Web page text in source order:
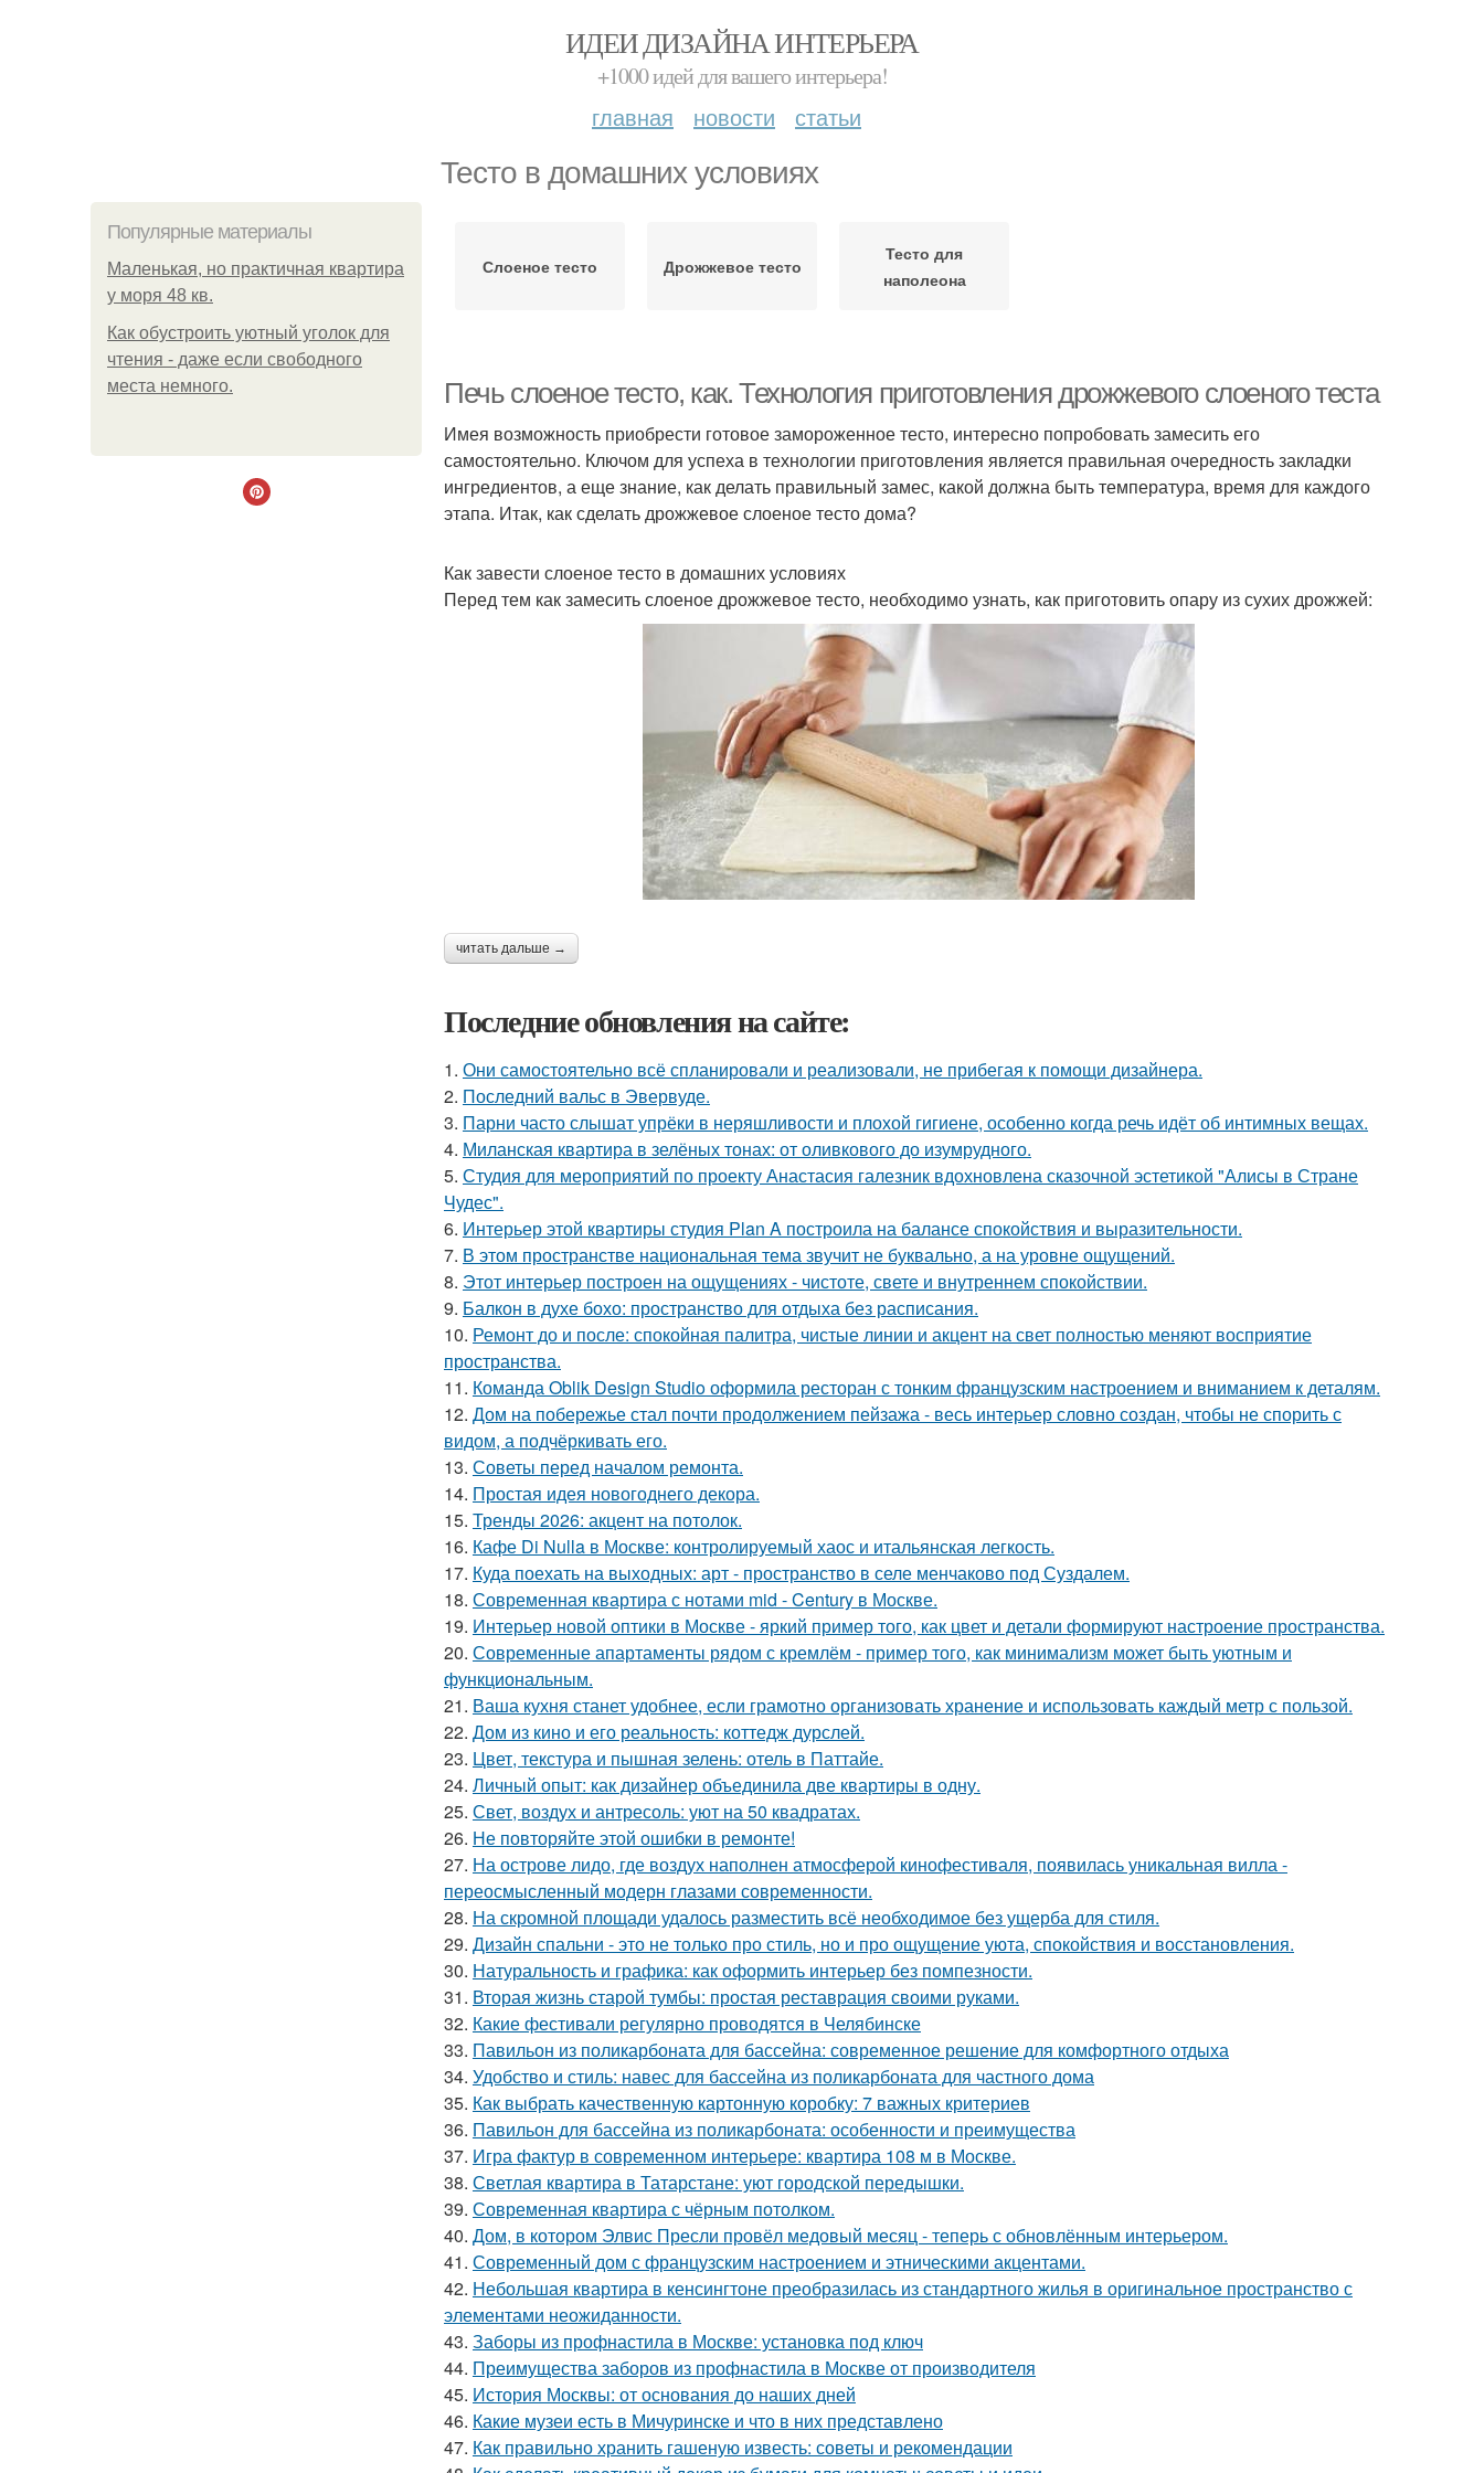
ИДЕИ ДИЗАЙНА ИНТЕРЬЕРА
+1000 идей для вашего интерьера!
главная новости статьи
Тесто в домашних условиях
Популярные материалы
Маленькая, но практичная квартира
у моря 48 кв.
Как обустроить уютный уголок для
чтения - даже если свободного
места немного.
Слоеное тесто Дрожжевое тесто
Тесто для
наполеона
Печь слоеное тесто, как. Технология приготовления дрожжевого слоеного теста
Имея возможность приобрести готовое замороженное тесто, интересно попробовать замесить его
самостоятельно. Ключом для успеха в технологии приготовления является правильная очередность закладки
ингредиентов, а еще знание, как делать правильный замес, какой должна быть температура, время для каждого
этапа. Итак, как сделать дрожжевое слоеное тесто дома?
Как завести слоеное тесто в домашних условиях
Перед тем как замесить слоеное дрожжевое тесто, необходимо узнать, как приготовить опару из сухих дрожжей:
читать дальше →
Последние обновления на сайте:
1. Они самостоятельно всё спланировали и реализовали, не прибегая к помощи дизайнера.
2. Последний вальс в Эвервуде.
3. Парни часто слышат упрёки в неряшливости и плохой гигиене, особенно когда речь идёт об интимных вещах.
4. Миланская квартира в зелёных тонах: от оливкового до изумрудного.
5. Студия для мероприятий по проекту Анастасия галезник вдохновлена сказочной эстетикой "Алисы в Стране
Чудес".
6. Интерьер этой квартиры студия Plan A построила на балансе спокойствия и выразительности.
7. В этом пространстве национальная тема звучит не буквально, а на уровне ощущений.
8. Этот интерьер построен на ощущениях - чистоте, свете и внутреннем спокойствии.
9. Балкон в духе бохо: пространство для отдыха без расписания.
10. Ремонт до и после: спокойная палитра, чистые линии и акцент на свет полностью меняют восприятие
пространства.
11. Команда Oblik Design Studio оформила ресторан с тонким французским настроением и вниманием к деталям.
12. Дом на побережье стал почти продолжением пейзажа - весь интерьер словно создан, чтобы не спорить с
видом, а подчёркивать его.
13. Советы перед началом ремонта.
14. Простая идея новогоднего декора.
15. Тренды 2026: акцент на потолок.
16. Кафе Di Nulla в Москве: контролируемый хаос и итальянская легкость.
17. Куда поехать на выходных: арт - пространство в селе менчаково под Суздалем.
18. Современная квартира с нотами mid - Century в Москве.
19. Интерьер новой оптики в Москве - яркий пример того, как цвет и детали формируют настроение пространства.
20. Современные апартаменты рядом с кремлём - пример того, как минимализм может быть уютным и
функциональным.
21. Ваша кухня станет удобнее, если грамотно организовать хранение и использовать каждый метр с пользой.
22. Дом из кино и его реальность: коттедж дурслей.
23. Цвет, текстура и пышная зелень: отель в Паттайе.
24. Личный опыт: как дизайнер объединила две квартиры в одну.
25. Свет, воздух и антресоль: уют на 50 квадратах.
26. Не повторяйте этой ошибки в ремонте!
27. На острове лидо, где воздух наполнен атмосферой кинофестиваля, появилась уникальная вилла -
переосмысленный модерн глазами современности.
28. На скромной площади удалось разместить всё необходимое без ущерба для стиля.
29. Дизайн спальни - это не только про стиль, но и про ощущение уюта, спокойствия и восстановления.
30. Натуральность и графика: как оформить интерьер без помпезности.
31. Вторая жизнь старой тумбы: простая реставрация своими руками.
32. Какие фестивали регулярно проводятся в Челябинске
33. Павильон из поликарбоната для бассейна: современное решение для комфортного отдыха
34. Удобство и стиль: навес для бассейна из поликарбоната для частного дома
35. Как выбрать качественную картонную коробку: 7 важных критериев
36. Павильон для бассейна из поликарбоната: особенности и преимущества
37. Игра фактур в современном интерьере: квартира 108 м в Москве.
38. Светлая квартира в Татарстане: уют городской передышки.
39. Современная квартира с чёрным потолком.
40. Дом, в котором Элвис Пресли провёл медовый месяц - теперь с обновлённым интерьером.
41. Современный дом с французским настроением и этническими акцентами.
42. Небольшая квартира в кенсингтоне преобразилась из стандартного жилья в оригинальное пространство с
элементами неожиданности.
43. Заборы из профнастила в Москве: установка под ключ
44. Преимущества заборов из профнастила в Москве от производителя
45. История Москвы: от основания до наших дней
46. Какие музеи есть в Мичуринске и что в них представлено
47. Как правильно хранить гашеную известь: советы и рекомендации